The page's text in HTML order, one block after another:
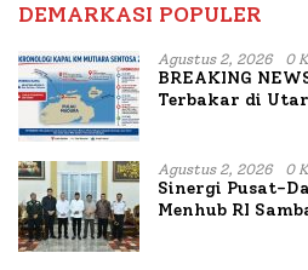
DEMARKASI POPULER
Agustus 2, 2026 0
BREAKING
Terbakar di
Agustus 2, 2026 0
Sinergi Pusat-
Menhub RI